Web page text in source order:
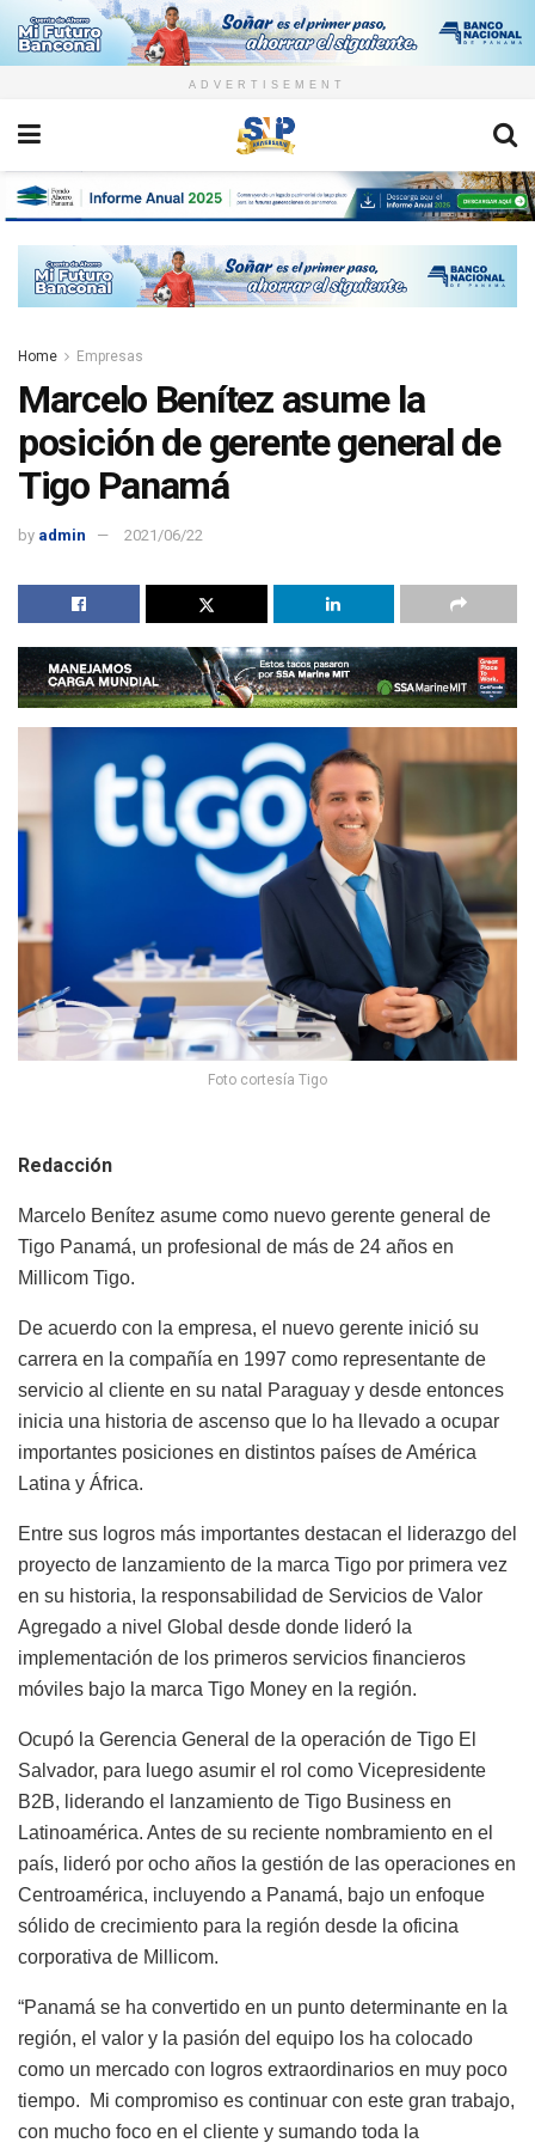
ADVERTISEMENT
Home Empresas
Marcelo Benítez asume la
posición de gerente general de
Tigo Panamá
by admin 2021/06/22
Foto cortesía Tigo
Redacción
Marcelo Benítez asume como nuevo gerente general de
Tigo Panamá, un profesional de más de 24 años en
Millicom Tigo.
De acuerdo con la empresa, el nuevo gerente inició su
carrera en la compañía en 1997 como representante de
servicio al cliente en su natal Paraguay y desde entonces
inicia una historia de ascenso que lo ha llevado a ocupar
importantes posiciones en distintos países de América
Latina y África.
Entre sus logros más importantes destacan el liderazgo del
proyecto de lanzamiento de la marca Tigo por primera vez
en su historia, la responsabilidad de Servicios de Valor
Agregado a nivel Global desde donde lideró la
implementación de los primeros servicios financieros
móviles bajo la marca Tigo Money en la región.
Ocupó la Gerencia General de la operación de Tigo El
Salvador, para luego asumir el rol como Vicepresidente
B2B, liderando el lanzamiento de Tigo Business en
Latinoamérica. Antes de su reciente nombramiento en el
país, lideró por ocho años la gestión de las operaciones en
Centroamérica, incluyendo a Panamá, bajo un enfoque
sólido de crecimiento para la región desde la oficina
corporativa de Millicom.
“Panamá se ha convertido en un punto determinante en la
región, el valor y la pasión del equipo los ha colocado
como un mercado con logros extraordinarios en muy poco
tiempo.
Mi compromiso es continuar con este gran trabajo,
con mucho foco en el cliente y sumando toda la